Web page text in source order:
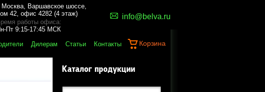
Москва, Варшавское шоссе,
42, офис 4282 (4 этаж)
работы офиса:
Пт 9:15-17:45 МСК
info@belva.ru
Дилерам Статьи Контакты Корзина
Каталог продукции